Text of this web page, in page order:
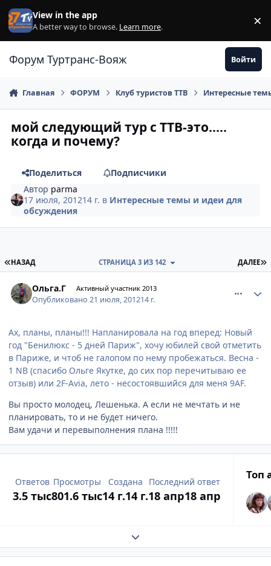
Перейти к содержанию
View in the app
A better way to browse. Learn more. ×
Форум Туртранс-Вояж Войти
Главная ФОРУМ Клуб туристов ТТВ Интересные
мой следующий тур с ТТВ-это.....
когда и почему?
Поделиться
Подписчики
Автор parma
17 июля, 201214 г. в Интересные темы и идеи для
обсуждения
ПЕРВАЯ СТРАНИЦА
НАЗАД ДАЛЕЕ
СТРАНИЦА 3 ИЗ 142
Ольга.Г Активный участник 2013
Опубликовано21 июля, 201214 г.
Ах, планы, планы!!! Напланировала на год вперед: Новый
год "Бенилюкс - 5 дней Париж", хочу юбилей свой отметить
в Париже, и чтоб не галопом по нему пробежаться. Весна -
1 NB (спасибо Ольге Якутке, до сих пор перечитываю ее
отзыв) или 2F-Avia, лето - несостоявшийся для меня 9AF.
Вы просто молодец, Лешенька. А если не мечтать и не
планировать, то и не будет ничего.
Вам удачи и перевыполнения плана !!!!!
Ответов
3.5 тыс
Просмотры
801.6 тыс
Создана
14 г.14 г.
Последний ответ
18 апр18 апр
Топ
Развернуть обзор темы